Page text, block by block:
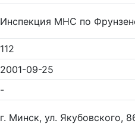
Инспекция МНС по
112
2001-09-25
-
г. Минск, ул. Якубовского,